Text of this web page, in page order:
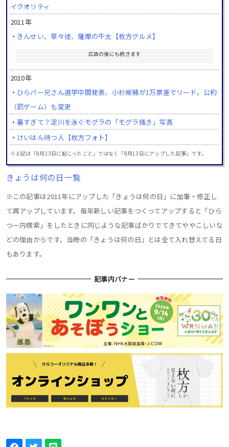
イクオリティ
2011年
・ きんせい、草々徒、薩摩の牛太【枚方グルメ】
広告の後にも続きます
2010年
・ ひらパー兄さん選挙中間発表、小杉候補が1万票差でリード。公約
（罰ゲーム）も変更
・ 暑すぎて？淀川を泳ぐモグラの「モグラ掻き」写真
・ けいはん待つ人【枚方フォト】
※上記は「8月13日に起こったこと」ではなく「8月13日にアップした記事」です。
きょうは何の日一覧
※この記事は2011年にアップした「きょうは何の日」に加筆・修正し
て再アップしています。毎年新しい記事をつくってアップすると「ひら
つー内検索」をしたときに同じような記事ばかりでてきてややこしいな
どの理由からです。当時の「きょうは何の日」とは全て入れ替えてる日
もあります。
記事内バナー